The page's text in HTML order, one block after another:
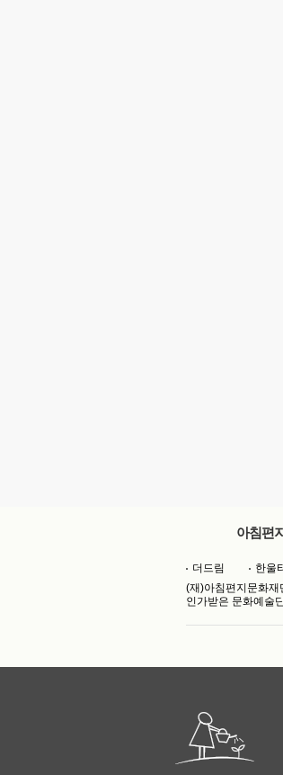
아침편
더드림
한울
(재)아침편지문화재
인가받은 문화예술